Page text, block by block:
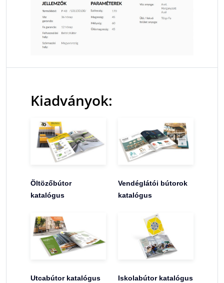
Kiadványok:
Öltözőbútor
katalógus
Vendéglátói bútorok
katalógus
Utcabútor katalógus Iskolabútor katalógus